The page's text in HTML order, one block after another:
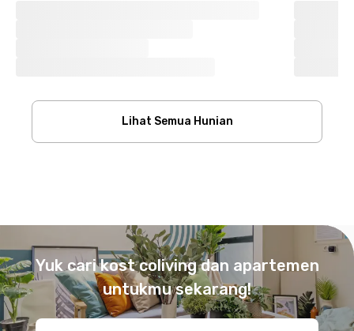
Lihat Semua Hunian
Yuk cari kost coliving dan apartemen
untukmu sekarang!